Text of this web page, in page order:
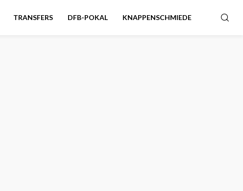
TRANSFERS DFB-POKAL KNAPPENSCHMIEDE